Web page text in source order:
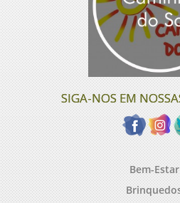
SIGA-NOS EM
Bem-Estar